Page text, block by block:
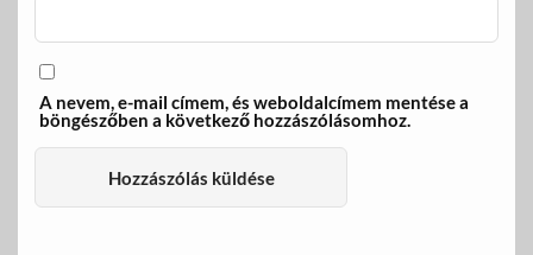
A nevem, e-mail címem, és weboldalcímem mentése a
böngészőben a következő hozzászólásomhoz.